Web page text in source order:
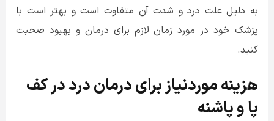
به دلیل علت درد و شدت آن متفاوت است و بهتر است با
پزشک خود در مورد زمان لازم برای درمان و بهبود صحبت
کنید.
هزینه موردنیاز برای درمان درد در کف
پا و پاشنه